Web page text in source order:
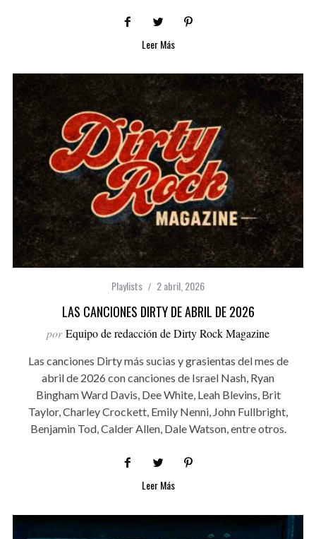
Leer Más
Playlists 2 abril, 2026
LAS CANCIONES DIRTY DE ABRIL DE 2026
por Equipo de redacción de Dirty Rock Magazine
Las canciones Dirty más sucias y grasientas del mes de
abril de 2026 con canciones de Israel Nash, Ryan
Bingham Ward Davis, Dee White, Leah Blevins, Brit
Taylor, Charley Crockett, Emily Nenni, John Fullbright,
Benjamin Tod, Calder Allen, Dale Watson, entre otros.
Leer Más